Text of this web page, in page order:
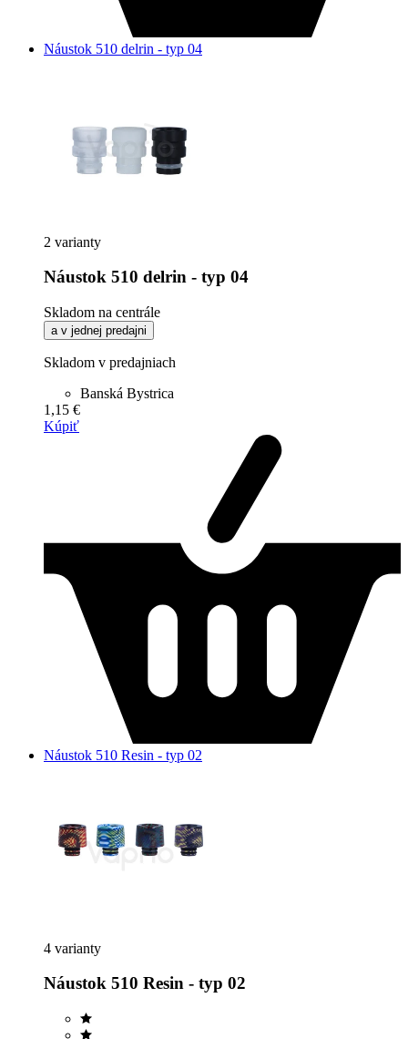
Náustok 510 delrin - typ 04
2 varianty
Náustok 510 delrin - typ 04
Skladom na centrále
a v jednej predajni
Skladom v predajniach
Banská Bystrica
1,15 €
Kúpiť
Náustok 510 Resin - typ 02
4 varianty
Náustok 510 Resin - typ 02